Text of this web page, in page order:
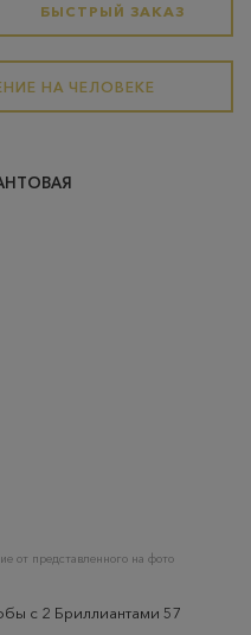
БЫСТРЫЙ ЗАКАЗ
НА ЧЕЛОВЕКЕ
от представленного на фото
с 2 Бриллиантами 57